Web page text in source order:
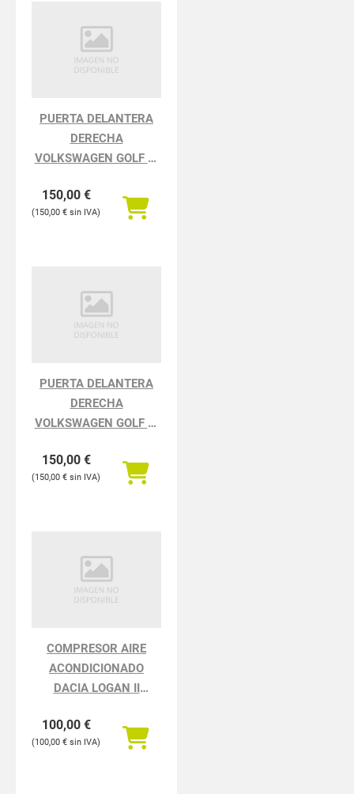
PUERTA DELANTERA
DERECHA
VOLKSWAGEN GOLF VI
Bluemotion
150,00 €
150,00 €
PUERTA DELANTERA
DERECHA
VOLKSWAGEN GOLF VI
BlueMotion
150,00 €
150,00 €
COMPRESOR AIRE
ACONDICIONADO
DACIA LOGAN II
100,00 €
100,00 €